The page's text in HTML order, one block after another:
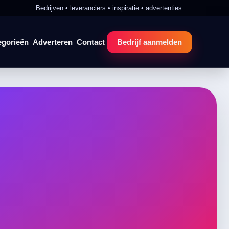
Bedrijven • leveranciers • inspiratie • advertenties
Adverteren Contact Bedrijf aanmelden